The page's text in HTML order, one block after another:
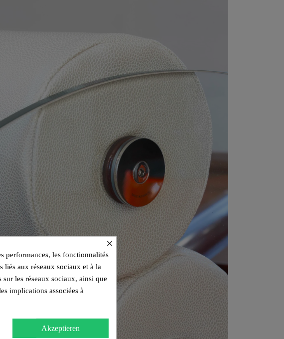
×
performances, les fonctionnalités
liés aux réseaux sociaux et à la
les réseaux sociaux, ainsi que
implications associées à
Akzeptieren